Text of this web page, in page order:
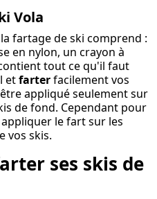
Vola
fartage de ski comprend :
en nylon, un crayon à
tout ce qu'il faut
etfarterfacilement vos
appliqué seulement sur
de fond. Cependant pour
le fart sur les
vos skis.
ses skis de